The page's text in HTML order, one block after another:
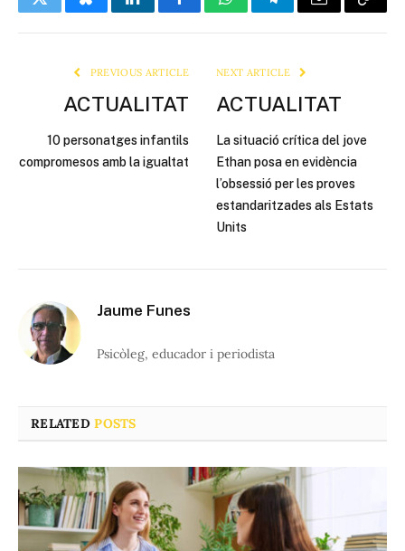
TwitterBlueskyLinkedInFacebookWhatsAppTelegramEmail Copy
PREVIOUS ARTICLE
ACTUALITAT
10 personatges infantils
compromesos amb la igualtat
NEXT ARTICLE
ACTUALITAT
La situació crítica del jove
Ethan posa en evidència
l’obsessió per les proves
estandaritzades als Estats
Units
Jaume Funes
Psicòleg, educador i periodista
RELATEDPOSTS